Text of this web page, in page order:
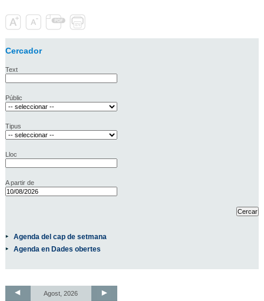
Cercador
Text
Públic
Tipus
Lloc
A partir de
Agenda del cap de setmana
Agenda en Dades obertes
Agost, 2026